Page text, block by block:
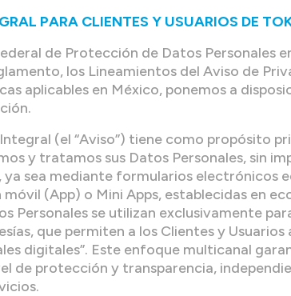
PARA CLIENTES Y USUARIOS DE
de Protección de Datos Personales
los Lineamientos del Aviso de
aplicables en México, ponemos a
(el “Aviso”) tiene como propósito
y tratamos sus Datos Personales, sin
sea mediante formularios electrónicos
(App) o Mini Apps, establecidas en
Personales se utilizan exclusivamente
que permiten a los Clientes y
digitales”. Este enfoque multicanal
de protección y transparencia,